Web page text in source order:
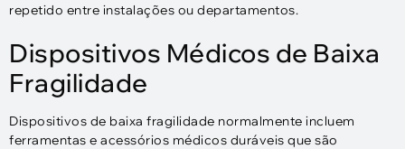
repetido entre instalações ou departamentos.
Dispositivos Médicos de Baixa
Fragilidade
Dispositivos de baixa fragilidade normalmente incluem
ferramentas e acessórios médicos duráveis ​​que são